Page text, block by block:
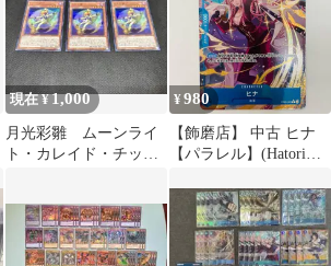
現在 ¥1,000
月光彩雛 ムーンライ
ト・カレイド・チッ
¥980
【飾磨店】 中古 ヒナ
【パラレル】(Hatori